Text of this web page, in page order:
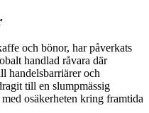
och bönor, har påverkats
handlad råvara där
handelsbarriärer och
till en slumpmässig
osäkerheten kring framtida